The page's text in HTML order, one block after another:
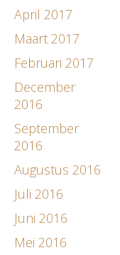
April 2017
Maart 2017
Februari 2017
December
2016
September
2016
Augustus 2016
Juli 2016
Juni 2016
Mei 2016